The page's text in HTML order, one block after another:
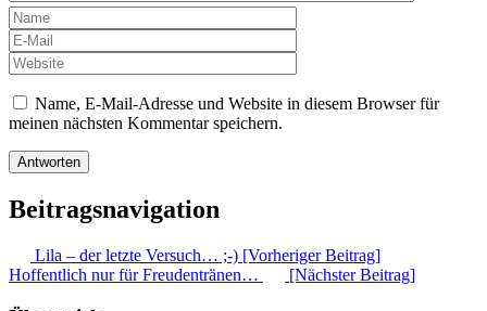
Name, E-Mail-Adresse und Website in diesem Browser für
meinen nächsten Kommentar speichern.
Beitragsnavigation
Lila – der letzte Versuch… ;-) [Vorheriger Beitrag]
Hoffentlich nur für Freudentränen…
[Nächster Beitrag]